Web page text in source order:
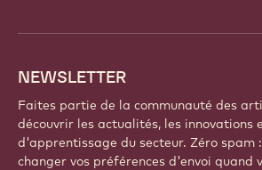
NEWSLETTER
Faites partie de la communauté des
découvrir les actualités, les innovations
d'apprentissage du secteur. Zéro spam
changer vos préférences d'envoi quand